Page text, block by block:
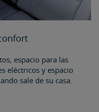
espacio para las
eléctricos y espacio
sale de su casa.